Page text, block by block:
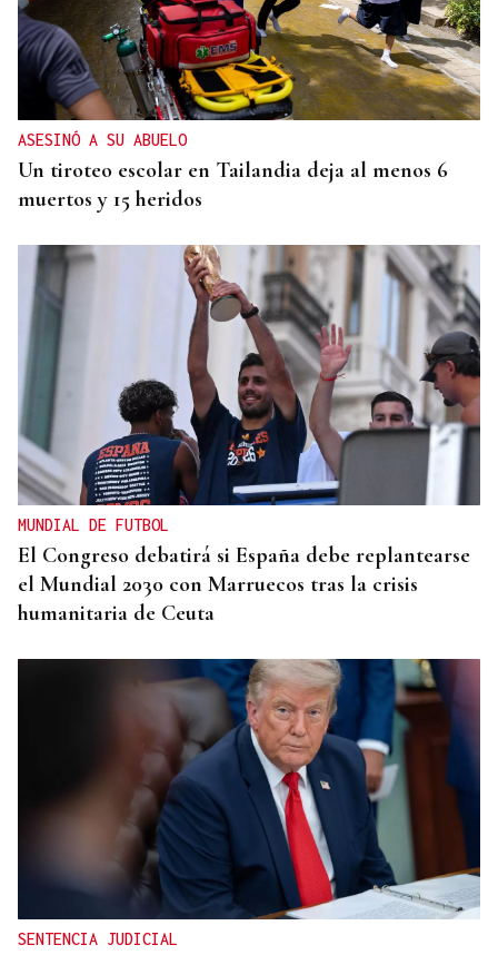
ASESINÓ A SU ABUELO
Un tiroteo escolar en Tailandia deja al menos 6
muertos y 15 heridos
MUNDIAL DE FUTBOL
El Congreso debatirá si España debe replantearse
el Mundial 2030 con Marruecos tras la crisis
humanitaria de Ceuta
SENTENCIA JUDICIAL